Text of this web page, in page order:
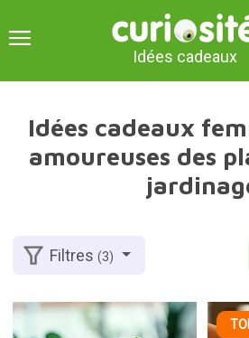
Idées cadeaux
Idées cadeaux
amoureuses des
Filtres(3)